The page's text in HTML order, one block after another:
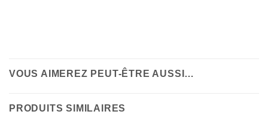
VOUS AIMEREZ PEUT-ÊTRE AUSSI…
PRODUITS SIMILAIRES